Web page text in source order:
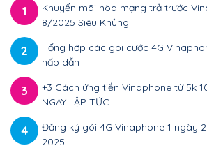
1
Khuyến mãi hòa mạng trả trước
8/2025 Siêu Khủng
2
Tổng hợp các gói cước 4G
hấp dẫn
3
+3 Cách ứng tiền Vinaphone từ 5k
NGAY LẬP TỨC
4
Đăng ký gói 4G Vinaphone 1 ngày
2025